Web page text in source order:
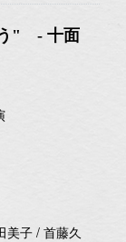
" - 十面
美子 / 首藤久